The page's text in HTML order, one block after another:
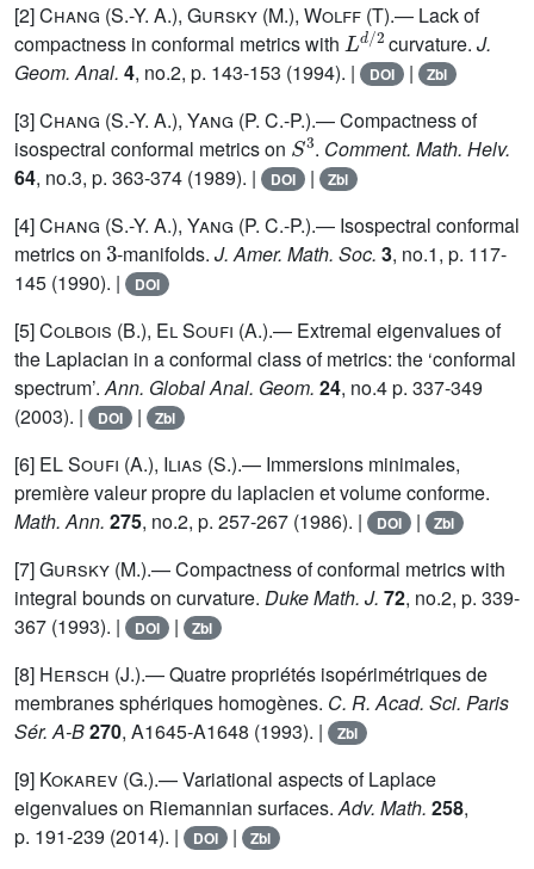
[2]Chang (S.-Y. A.), Gursky (M.), Wolff (T).— Lack of
compactness in conformal metrics with
Ld/2
curvature.J.
Geom. Anal. 4, no.2, p. 143-153 (1994). | DOI | Zbl
[3]Chang (S.-Y. A.), Yang (P. C.-P.).— Compactness of
isospectral conformal metrics on
S3
. Comment. Math. Helv.
64, no.3, p. 363-374 (1989). | DOI | Zbl
[4]Chang (S.-Y. A.), Yang (P. C.-P.).— Isospectral conformal
metrics on
3
-manifolds.J. Amer. Math. Soc. 3, no.1, p. 117-
145 (1990). |
DOI
[5]Colbois (B.), El Soufi (A.).— Extremal eigenvalues of
the Laplacian in a conformal class of metrics: the ‘conformal
spectrum’.Ann. Global Anal. Geom. 24, no.4 p. 337-349
(2003). |
DOI | Zbl
[6] EL Soufi (A.), Ilias (S.).— Immersions minimales,
première valeur propre du laplacien et volume conforme.
Math. Ann. 275, no.2, p. 257-267 (1986). | DOI | Zbl
[7]Gursky (M.).— Compactness of conformal metrics with
integral bounds on curvature. Duke Math. J. 72, no.2, p. 339-
367 (1993). |
DOI | Zbl
[8] Hersch (J.).— Quatre propriétés isopérimétriques de
membranes sphériques homogènes. C. R. Acad. Sci. Paris
Sér. A-B270, A1645-A1648 (1993). | Zbl
[9] Kokarev (G.).— Variational aspects of Laplace
eigenvalues on Riemannian surfaces.Adv. Math. 258,
p. 191-239 (2014). |
DOI | Zbl